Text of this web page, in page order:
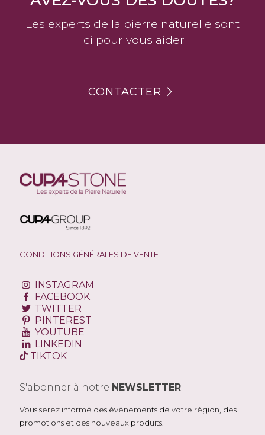
Les experts de la pierre naturelle sont
ici pour vous aider
CONTACTER
CONDITIONS GÉNÉRALES DE VENTE
INSTAGRAM
FACEBOOK
TWITTER
PINTEREST
YOUTUBE
LINKEDIN
TIKTOK
S'abonner à notre NEWSLETTER
Vous serez informé des événements de votre région, des
promotions et des nouveaux produits.